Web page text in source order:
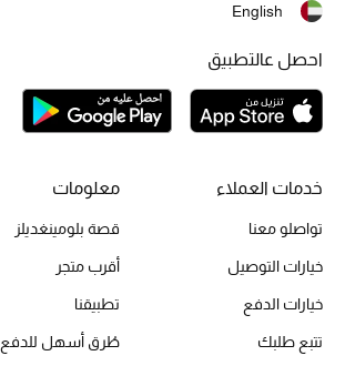
جميع الإكسسورات النسائية
موضة نسائية
تسوقوا للنساء
الموسم الجديد
الحقائب النسائية
خدمات العملاء
تواصلو معنا
خيارات التوصيل
خيارات الدفع
تتبع طلبك
معلومات
قصة بلومينغديلز
أقرب متجر
تطبيقنا
طُرق أسهل للدفع
English
احصل عالتطبيق